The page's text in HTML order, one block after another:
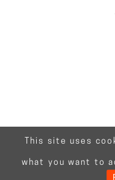
Contact
CGV
This site uses
what you want to